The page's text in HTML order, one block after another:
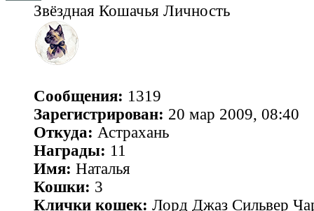
Звёздная Кошачья Личность
Сообщения: 1319
Зарегистрирован: 20 мар 2009, 08:40
Откуда: Астрахань
Награды: 11
Имя: Наталья
Кошки: 3
Клички кошек: Лорд Джаз Сильвер